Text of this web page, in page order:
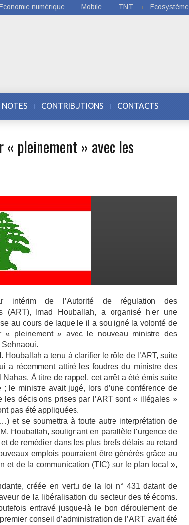
numérique Mobile TNT Ecosystème
NOTES CONTRIBUTIONS CONTACTS
« pleinement » avec les
intérim de l’Autorité de régulation des
(ART), Imad Houballah, a organisé hier une
au cours de laquelle il a souligné la volonté de
« pleinement » avec le nouveau ministre des
Sehnaoui.
Houballah a tenu à clarifier le rôle de l’ART, suite
a récemment attiré les foudres du ministre des
À titre de rappel, cet arrêt a été émis suite
le ministre avait jugé, lors d’une conférence de
les décisions prises par l’ART sont « illégales »
pas été appliquées.
et se soumettra à toute autre interprétation de
Houballah, soulignant en parallèle l’urgence de
de remédier dans les plus brefs délais au retard
emplois pourraient être générés grâce au
et de la communication (TIC) sur le plan local »,
créée en vertu de la loi n° 431 datant de
de la libéralisation du secteur des télécoms.
entravé jusque-là le bon déroulement de
conseil d’administration de l’ART avait été